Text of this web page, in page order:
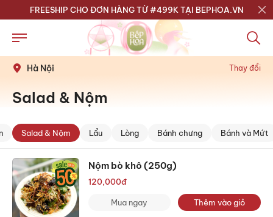
FREESHIP CHO ĐƠN HÀNG TỪ #499K TẠI BEPHOA.VN
Hà Nội Thay đổi
Salad & Nộm
Salad & Nộm Lẩu Lòng Bánh chưng Bánh và Mứt
Nộm bò khô (250g)
120,000đ
Mua ngay Thêm vào giỏ